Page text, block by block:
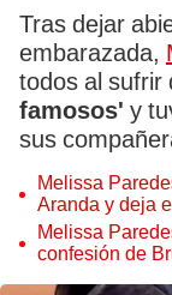
Tras dejar
embarazada,
todos al sufrir
famosos' y
sus
Melissa
Aranda y deja
pronto se verá
Melissa
confesión de